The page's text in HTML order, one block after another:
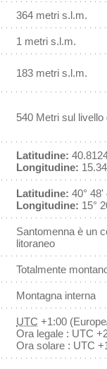
364 metri s.l.m.
1 metri s.l.m.
183 metri s.l.m.
540 Metri sul livello
Latitudine:
Longitudine:
Latitudine: 40°
Longitudine: 15°
Santomenna è un
litoraneo
Totalmente
Montagna interna
UTC +1:00
Ora legale : UTC
Ora solare : UTC